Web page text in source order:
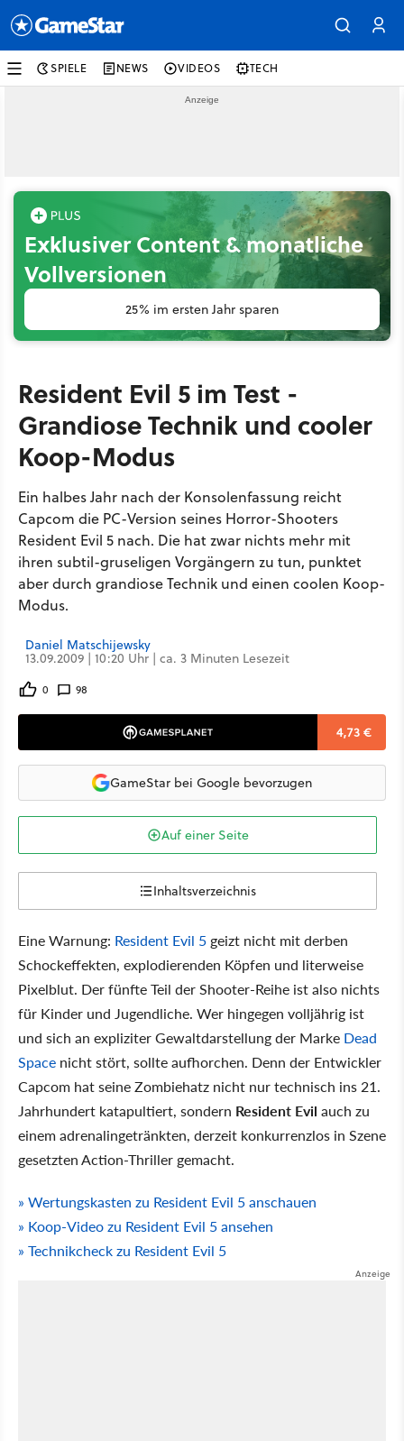
SPIELE NEWS VIDEOS TECH
Exklusiver Content & monatliche
Vollversionen
25% im ersten Jahr sparen
Resident Evil 5 im Test -
Grandiose Technik und cooler
Koop-Modus
Ein halbes Jahr nach der Konsolenfassung reicht
Capcom die PC-Version seines Horror-Shooters
Resident Evil 5 nach. Die hat zwar nichts mehr mit
ihren subtil-gruseligen Vorgängern zu tun, punktet
aber durch grandiose Technik und einen coolen Koop-
Modus.
Daniel Matschijewsky
13.09.2009 | 10:20 Uhr | ca. 3 Minuten Lesezeit
0 98
4,73 €
GameStar bei Google bevorzugen
Auf einer Seite
Inhaltsverzeichnis
Eine Warnung: Resident Evil 5 geizt nicht mit derben
Schockeffekten, explodierenden Köpfen und literweise
Pixelblut. Der fünfte Teil der Shooter-Reihe ist also nichts
für Kinder und Jugendliche. Wer hingegen volljährig ist
und sich an expliziter Gewaltdarstellung der Marke Dead
Space nicht stört, sollte aufhorchen. Denn der Entwickler
Capcom hat seine Zombiehatz nicht nur technisch ins 21.
Jahrhundert katapultiert, sondern Resident Evil auch zu
einem adrenalingetränkten, derzeit konkurrenzlos in Szene
gesetzten Action-Thriller gemacht.
» Wertungskasten zu Resident Evil 5 anschauen
» Koop-Video zu Resident Evil 5 ansehen
» Technikcheck zu Resident Evil 5